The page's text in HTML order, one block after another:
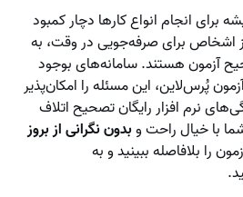
برای انجام انواع کارها دچار کمبود
اشخاص برای صرفه‌جویی در وقت، به
آزمون هستند. سامانه‌های بوجود
پُرس‌لاین، این مسئله را امکان‌پذیر
نرم افزار رایگان تصحیح اتلاف
با خیال راحت وبدون نگرانی از بروز
را بلافاصله ببینید و به